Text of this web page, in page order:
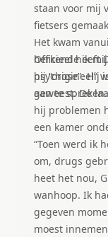
staan voor mij
fietsers
Het kwam
herkende ik
hij “origineel”
aan te
Officieel heeft
psychose”. Hij
geweest. De
hij problemen
een kamer
“Toen werd ik
om, drugs
heet het nou,
wanhoop. Ik
gegeven
moest